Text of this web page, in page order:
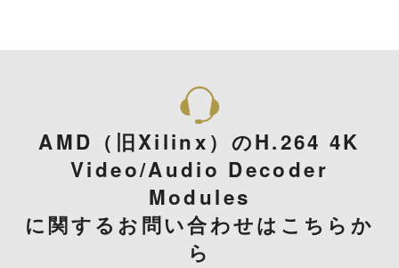
AMD（旧Xilinx）のH.264 4K
Video/Audio Decoder
Modules
に関するお問い合わせはこちらか
ら